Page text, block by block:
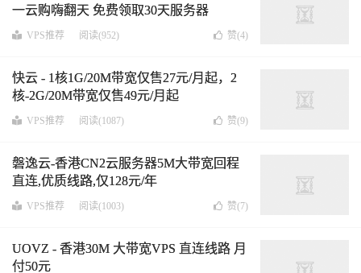
一云购嗨翻天 免费领取30天服务器
VPS推荐 阅读(952) 赞(4)
快云 - 1核1G/20M带宽仅售27元/月起，2
核-2G/20M带宽仅售49元/月起
VPS推荐 阅读(1087) 赞(9)
磐逸云-香港CN2云服务器5M大带宽回程
直连,优质线路,仅128元/年
VPS推荐 阅读(1003) 赞(7)
UOVZ - 香港30M 大带宽VPS 直连线路 月
付50元